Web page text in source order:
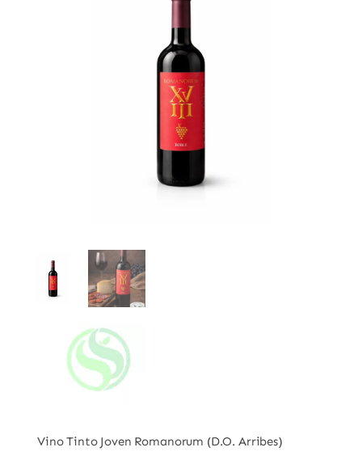
Vino Tinto Joven Romanorum (D.O. Arribes)